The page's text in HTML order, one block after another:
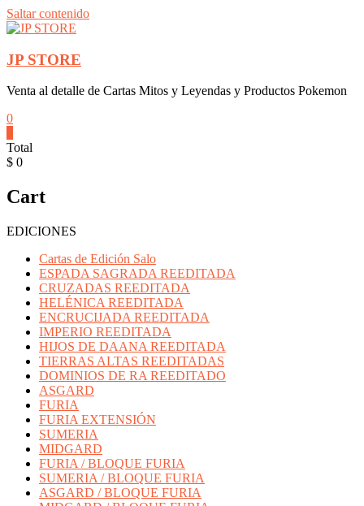
Saltar contenido
JP STORE
Venta al detalle de Cartas Mitos y Leyendas y Productos Pokemon
0
Total
$ 0
Cart
EDICIONES
Cartas de Edición Salo
ESPADA SAGRADA REEDITADA
CRUZADAS REEDITADA
HELÉNICA REEDITADA
ENCRUCIJADA REEDITADA
IMPERIO REEDITADA
HIJOS DE DAANA REEDITADA
TIERRAS ALTAS REEDITADAS
DOMINIOS DE RA REEDITADO
ASGARD
FURIA
FURIA EXTENSIÓN
SUMERIA
MIDGARD
FURIA / BLOQUE FURIA
SUMERIA / BLOQUE FURIA
ASGARD / BLOQUE FURIA